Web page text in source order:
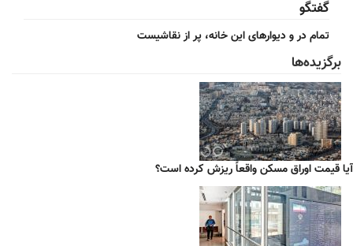
گفتگو
تمام در و دیوارهای این خانه، پر از نقاشیست
برگزیده‌ها
آیا قیمت اوراق مسکن واقعاً ریزش کرده است؟